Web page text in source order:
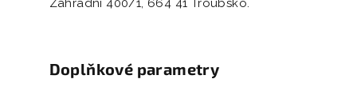
Zahradní 400/1, 664 41 Troubsko.
Doplňkové parametry